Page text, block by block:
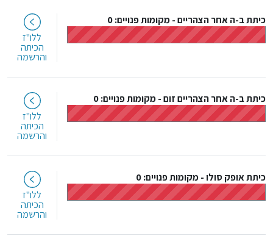
כיתת ב-ה אחר הצהריים-מקומות פנויים: 0
ללו"ז
הכיתה
והרשמה
כיתת ב-ה אחר הצהריים זום-מקומות פנויים: 0
ללו"ז
הכיתה
והרשמה
כיתת אופק סולו-מקומות פנויים: 0
ללו"ז
הכיתה
והרשמה